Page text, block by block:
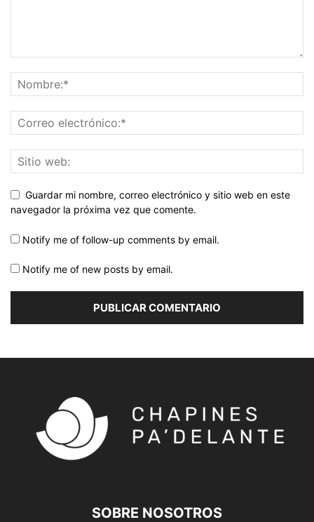
Guardar mi nombre, correo electrónico y sitio web en este
navegador la próxima vez que comente.
Notify me of follow-up comments by email.
Notify me of new posts by email.
SOBRE NOSOTROS